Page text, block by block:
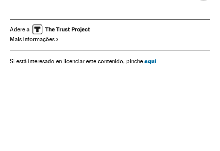
Revoluções Estados Unidos
Conflitos políticos
Conflitos América Política Protestos sociais
Adere a
Mais informações
Si está interesado en licenciar este contenido, pinche aquí